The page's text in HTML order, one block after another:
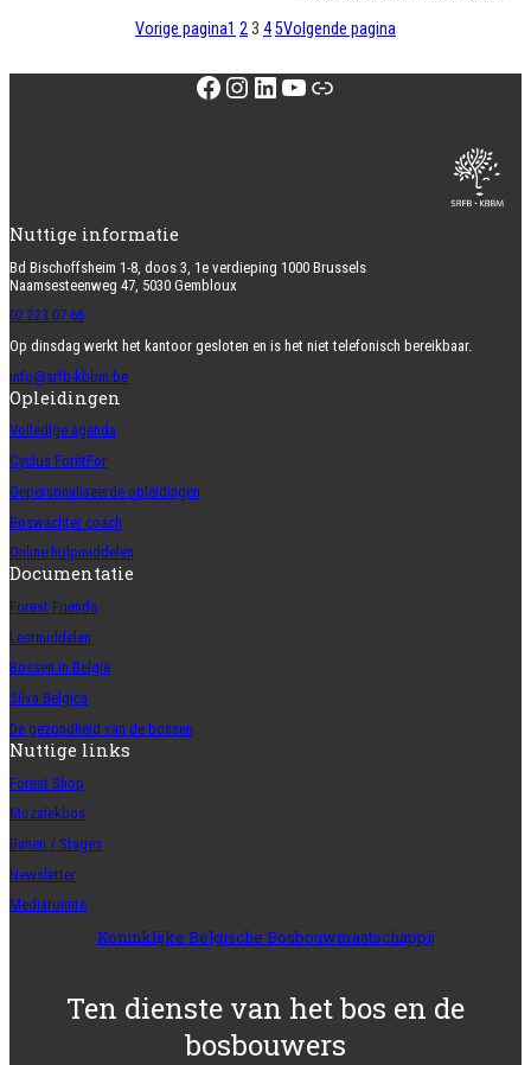
Vorige pagina1 2 3 45Volgende pagina
Facebook
Instagram
LinkedIn
YouTube
Link
Nuttige informatie
Bd Bischoffsheim 1-8, doos 3, 1e verdieping 1000 Brussels
Naamsesteenweg 47, 5030 Gembloux
02 223 07 66
Op dinsdag werkt het kantoor gesloten en is het niet telefonisch bereikbaar.
info@srfb-kbbm.be
Opleidingen
Volledige agenda
Cyclus ForêtFor
Gepersonaliseerde opleidingen
Boswachter coach
Online hulpmiddelen
Documentatie
Forest Friends
Leermiddelen
Bossen in België
Silva Belgica
De gezondheid van de bossen
Nuttige links
Forest Shop
Mozaïekbos
Banen / Stages
Newsletter
Mediaruimte
Koninklijke Belgische Bosbouwmaatschappij
Ten dienste van het bos en de
bosbouwers